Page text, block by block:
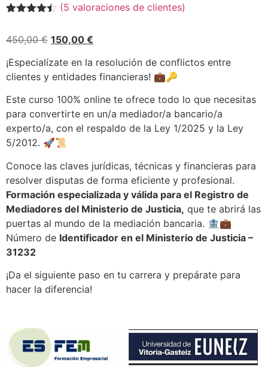
de 5 en
valoraciones
de
clientes
(5 valoraciones de clientes)
450,00€ El
original
era:
450,00 €.
150,00 €
actual
es:
150,00 €.
¡Especialízate en la resolución de conflictos entre
clientes y entidades financieras! 💼🔑
Este curso 100% online te ofrece todo lo que necesitas
para convertirte en un/a mediador/a bancario/a
experto/a, con el respaldo de la Ley 1/2025 y la Ley
5/2012. 🚀📜
Conoce las claves jurídicas, técnicas y financieras para
resolver disputas de forma eficiente y profesional.
Formación especializada y válida para el Registro de
Mediadores del Ministerio de Justicia, que te abrirá las
puertas al mundo de la mediación bancaria. 🏦💼
Número de Identificador en el Ministerio de Justicia –
31232
¡Da el siguiente paso en tu carrera y prepárate para
hacer la diferencia!